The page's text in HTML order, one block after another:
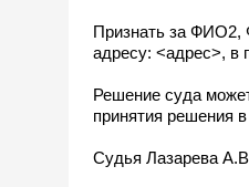
Признать за ФИО2,
адресу: <адрес>,
Решение суда
принятия решения
Судья Лазарева